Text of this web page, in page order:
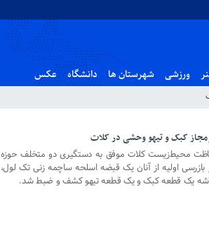
ورزشی شهرستان ها دانشگاه عکس
کبک و تیهو وحشی در کلات
محیط‌زیست کلات موفق به دستگیری دو متخلف حوزه
اولیه از آنان یک قبضه اسلحه ساچمه زنی تک لول،